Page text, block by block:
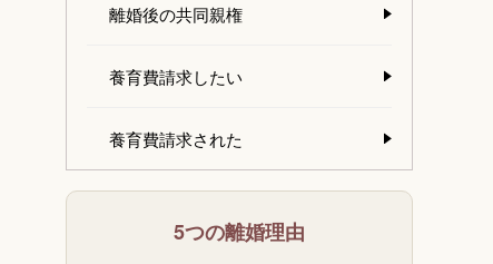
離婚後の共同親権
養育費請求したい
養育費請求された
5つの離婚理由